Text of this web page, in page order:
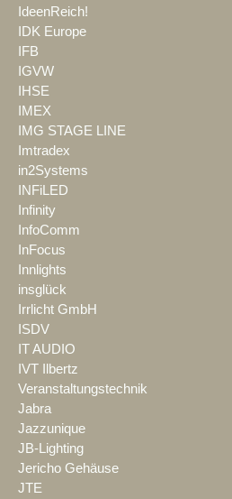
IdeenReich!
IDK Europe
IFB
IGVW
IHSE
IMEX
IMG STAGE LINE
Imtradex
in2Systems
INFiLED
Infinity
InfoComm
InFocus
Innlights
insglück
Irrlicht GmbH
ISDV
IT AUDIO
IVT Ilbertz
Veranstaltungstechnik
Jabra
Jazzunique
JB-Lighting
Jericho Gehäuse
JTE